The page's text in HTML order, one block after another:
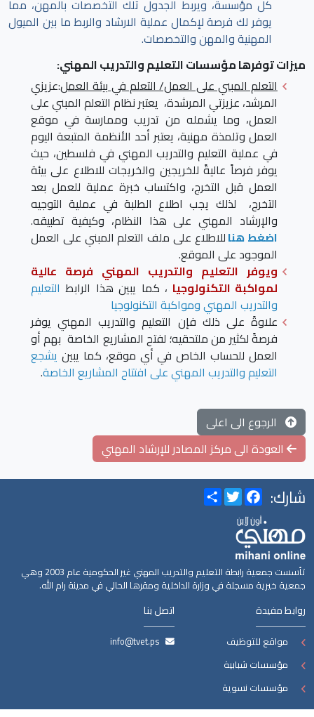
كل مؤسسة، ويربط الجدول تلك التخصصات بالمهن، مما
يوفر لك فرصة لإكمال عملية الارشاد والربط ما بين الميول
المهنية والمهن والتخصصات.
ميزات توفرها مؤسسات التعليم والتدريب المهني:
التعلم المبني على العمل/ التعلم في بيئة العمل:عزيزي
المرشد، عزيزتي المرشدة، يعتبر نظام التعلم المبني على
العمل، وما يشمله من تدريب وممارسة في موقع
العمل وتلمذة مهنية، يعتبر أحد الأنظمة المتبعة اليوم
في عملية التعليم والتدريب المهني في فلسطين، حيث
يوفر فرصاً عاليةً للخريجين والخريجات للاطلاع على بيئة
العمل قبل التخرج، واكتساب خبرة عملية للعمل بعد
التخرج، لذلك يجب اطلاع الطلبة في عملية التوجيه
والإرشاد المهني على هذا النظام، وكيفية تطبيقه.
اضغط هناللاطلاع على ملف التعلم المبني على العمل
الموجود على الموقع.
ويوفر التعليم والتدريب المهني فرصة عالية
لمواكبة التكنولوجيا ، كما يبين هذا الرابط التعليم
والتدريب المهني ومواكبة التكنولوجيا
علاوةً على ذلك فإن التعليم والتدريب المهني يوفر
فرصةً لكثير من ملتحقيه؛ لفتح المشاريع الخاصة بهم أو
العمل للحساب الخاص في أي موقع، كما يبين يشجع
التعليم والتدريب المهني على افتتاح المشاريع الخاصة.
الرجوع الى اعلى
العودة الى مركز المصادر للإرشاد المهني
شارك: ShareTwitterFacebook
تأسست جمعية رابطة التعليم والتدريب المهني غير الحكومية عام 2003 وهي
جمعية خيرية مسجلة في وزارة الداخلية ومقرها الحالي في مدينة رام الله.
روابط مفيدة
مواقع للتوظيف
مؤسسات شبابية
مؤسسات نسوية
اتصل بنا
info@tvet.ps